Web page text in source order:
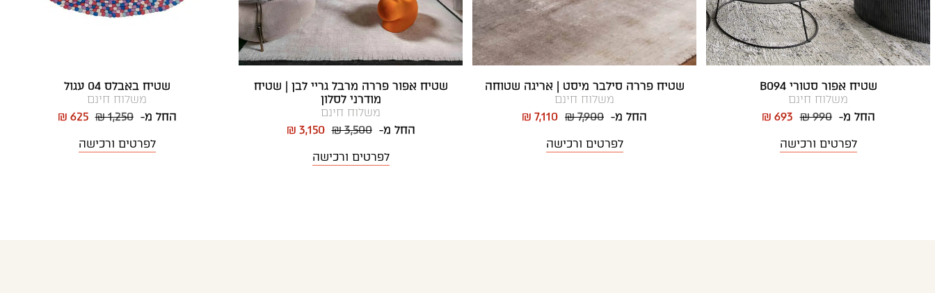
שטיח אפור סטורי B094
משלוח חינם
החל מ-₪ 990
₪ 693
לפרטים ורכישה
שטיח פררה סילבר מיסט | אריגה שטוחה
משלוח חינם
החל מ- ₪ 7,900
₪ 7,110
לפרטים ורכישה
שטיח אפור פררה מרבל גריי לבן | שטיח
מודרני לסלון
משלוח חינם
החל מ-₪ 3,500
₪ 3,150
לפרטים ורכישה
שטיח באבלס 04 עגול
משלוח חינם
החל מ-₪ 1,250
₪ 625
לפרטים ורכישה